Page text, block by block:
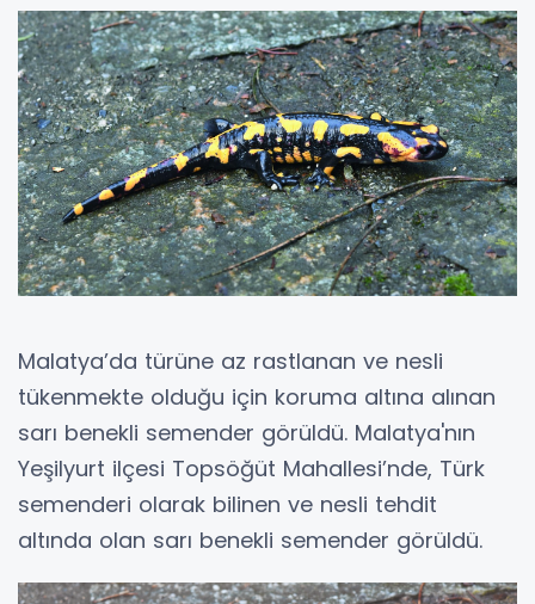
Malatya’da türüne az rastlanan ve nesli
tükenmekte olduğu için koruma altına alınan
sarı benekli semender görüldü. Malatya'nın
Yeşilyurt ilçesi Topsöğüt Mahallesi’nde, Türk
semenderi olarak bilinen ve nesli tehdit
altında olan sarı benekli semender görüldü.